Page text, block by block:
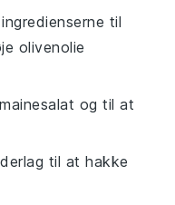
til
olivenolie
og til at
til at hakke